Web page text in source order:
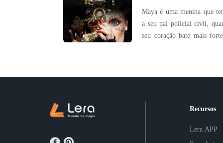
Maya é uma menina que
a seu pai policial civil,
seu coração bate mais forte com a paixão de seus
Recursos
Lera APP